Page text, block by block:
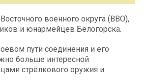
военного округа (ВВО),
и юнармейцев Белогорска.
пути соединения и его
больше интересной
стрелкового оружия и